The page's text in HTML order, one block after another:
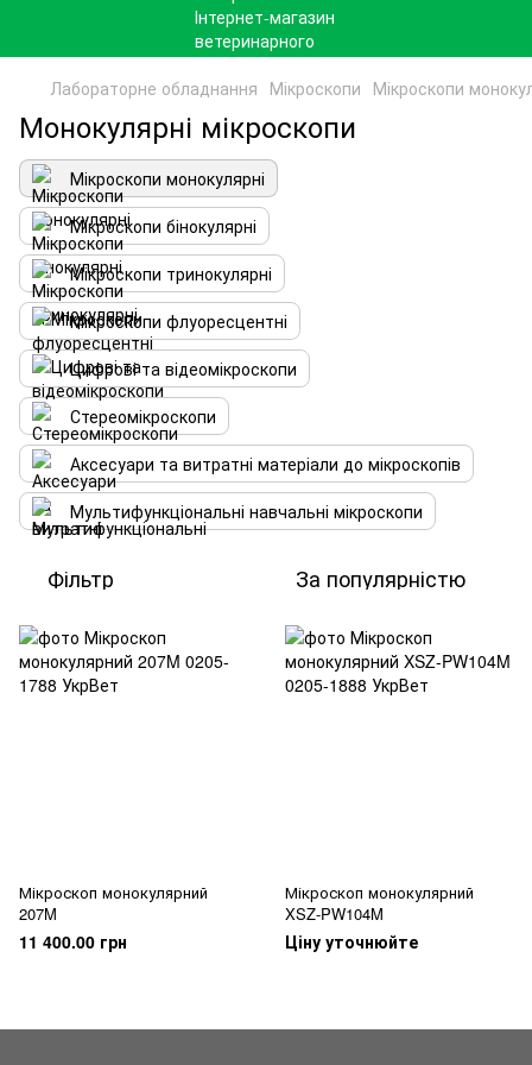
Лабораторне обладнання Мікроскопи Мікроскопи
Монокулярні мікроскопи
Мікроскопи монокулярні
Мікроскопи бінокулярні
Мікроскопи тринокулярні
Мікроскопи флуоресцентні
Цифрові та відеомікроскопи
Стереомікроскопи
Аксесуари та витратні матеріали до мікроскопів
Мультифункціональні навчальні мікроскопи
Фільтр За популярністю
Мікроскоп монокулярний
207M
11 400.00 грн
Мікроскоп монокулярний
XSZ-PW104M
Ціну уточнюйте